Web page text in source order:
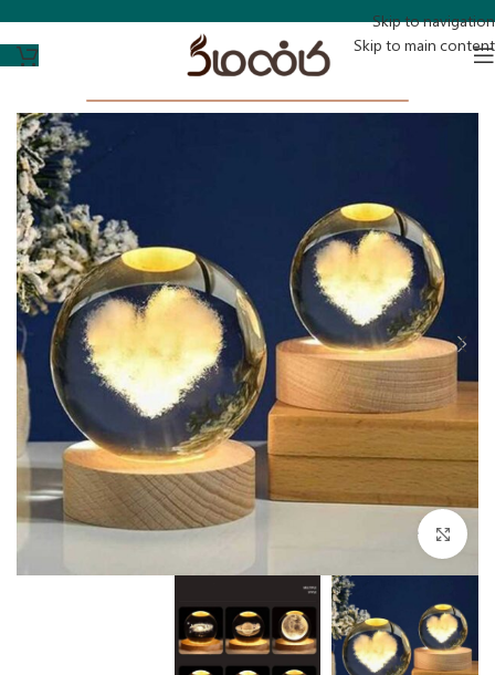
Skip to navigation
Skip to main content
Click to enlarge